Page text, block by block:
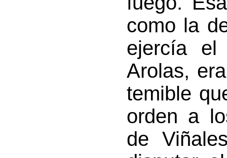
como la
ejercía el
Arolas,
temible
orden a
de